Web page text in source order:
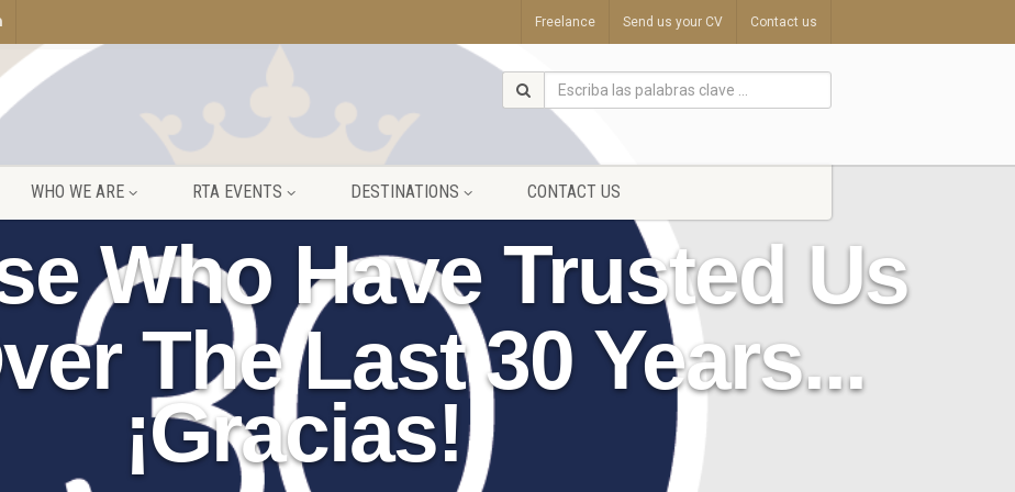
Freelance Send us your CV Contact us
WHO WE ARE RTA EVENTS DESTINATIONS CONTACT US
The Last 30 Years...
¡Gracias!
Who Have Trusted Us